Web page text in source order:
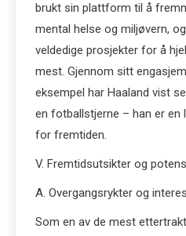
brukt sin plattform til å
mental helse og miljøvern,
veldedige prosjekter for å
mest. Gjennom sitt
eksempel har Haaland vist
en fotballstjerne – han er en
for fremtiden.
V. Fremtidsutsikter og
A. Overgangsrykter og
Som en av de mest